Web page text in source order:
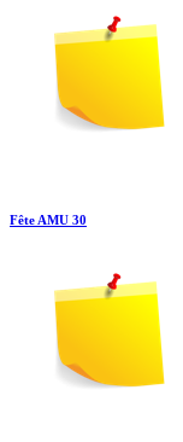
Fête AMU 30